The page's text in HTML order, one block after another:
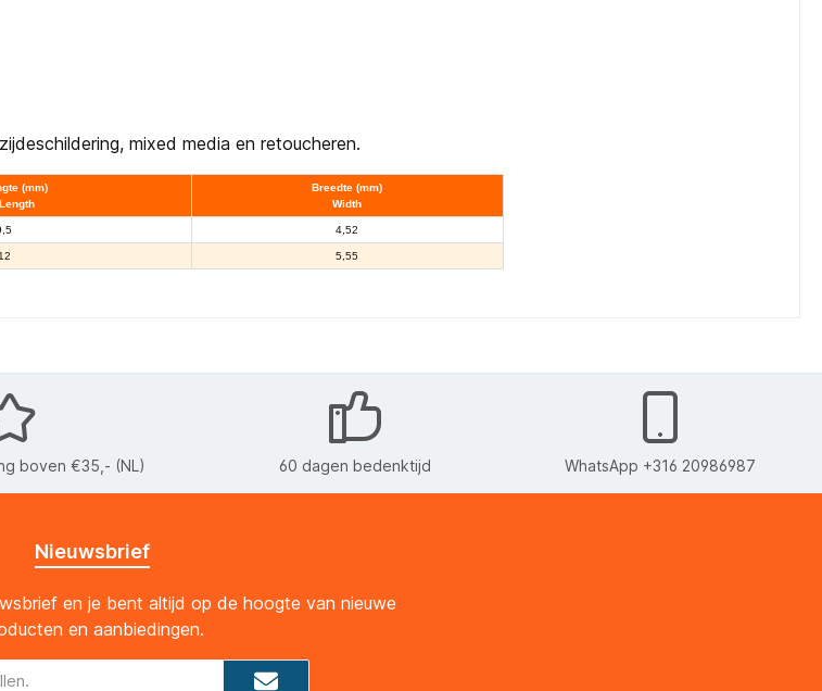
mixed media en retoucheren.
(mm)
Breedte (mm)
Width
4,52
12 5,55
boven €35,- (NL) 60 dagen bedenktijd WhatsApp +316 20986987
Nieuwsbrief
en je bent altijd op de hoogte van nieuwe
en aanbiedingen.